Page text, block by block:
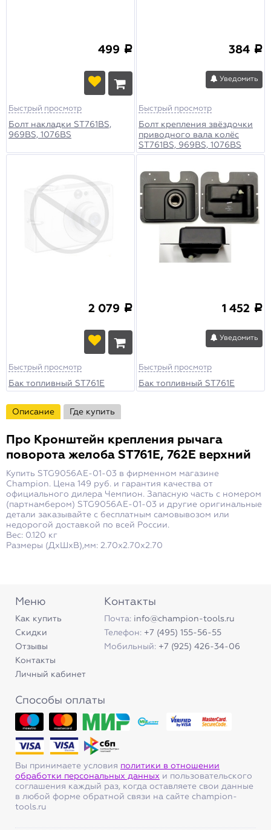
499 a
Быстрый просмотр
Болт накладки ST761BS,
969BS, 1076BS
384 a
Уведомить
Быстрый просмотр
Болт крепления звёздочки
приводного вала колёс
ST761BS, 969BS, 1076BS
2 079 a
Быстрый просмотр
Бак топливный ST761E
1 452 a
Уведомить
Быстрый просмотр
Бак топливный ST761E
Описание Где купить
Про Кронштейн крепления рычага
поворота желоба ST761E, 762E верхний
Купить STG9056AE-01-03 в фирменном магазине
Champion. Цена 149 руб. и гарантия качества от
официального дилера Чемпион. Запасную часть с номером
(партнамбером) STG9056AE-01-03 и другие оригинальные
детали заказывайте с бесплатным самовывозом или
недорогой доставкой по всей России.
Вес: 0.120 кг
Размеры (ДxШxВ),мм: 2.70x2.70x2.70
Меню
Как купить
Скидки
Отзывы
Контакты
Личный кабинет
Контакты
Почта: info@champion-tools.ru
Телефон: +7 (495) 155-56-55
Мобильный: +7 (925) 426-34-06
Способы оплаты
Вы принимаете условия политики в отношении
обработки персональных данных и пользовательского
соглашения каждый раз, когда оставляете свои данные
в любой форме обратной связи на сайте champion-
tools.ru